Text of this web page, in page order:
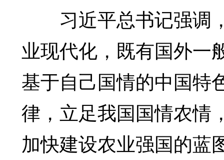
习近平总书记强调
业现代化，既有国外一
基于自己国情的中国特
律，立足我国国情农情
加快建设农业强国的蓝